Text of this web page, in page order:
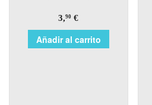
3,90 €
Añadir al carrito